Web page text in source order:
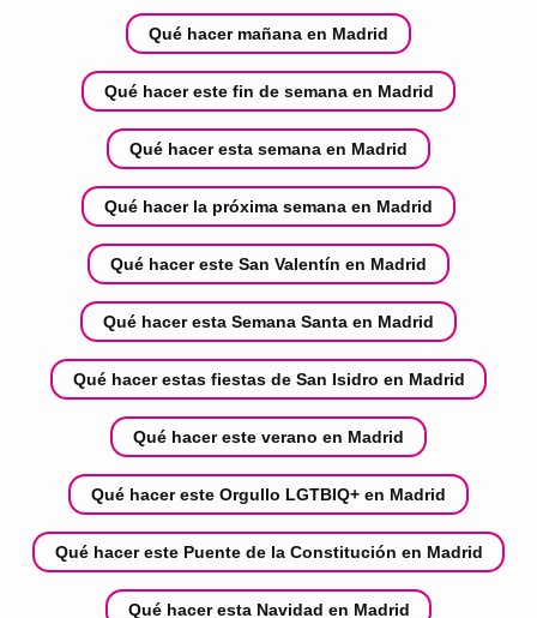
Qué hacer mañana en Madrid
Qué hacer este fin de semana en Madrid
Qué hacer esta semana en Madrid
Qué hacer la próxima semana en Madrid
Qué hacer este San Valentín en Madrid
Qué hacer esta Semana Santa en Madrid
Qué hacer estas fiestas de San Isidro en Madrid
Qué hacer este verano en Madrid
Qué hacer este Orgullo LGTBIQ+ en Madrid
Qué hacer este Puente de la Constitución en Madrid
Qué hacer esta Navidad en Madrid